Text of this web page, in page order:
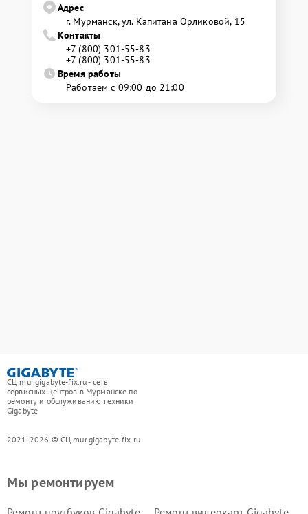
Адрес
г. Мурманск, ул. Капитана Орликовой, 15
Контакты
+7 (800) 301-55-83
+7 (800) 301-55-83
Время работы
Работаем с 09:00 до 21:00
СЦ mur.gigabyte-fix.ru - сеть
сервисных центров в Мурманске по
ремонту и обслуживанию техники
Gigabyte
2021-2026 © СЦ mur.gigabyte-fix.ru
Мы ремонтируем